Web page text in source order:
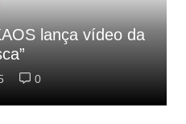
lança vídeo da
0